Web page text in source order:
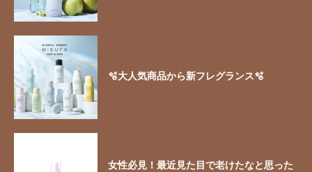
🫧大人気商品から新フレグランス🫧
女性必見！最近見た目で老けたなと思った